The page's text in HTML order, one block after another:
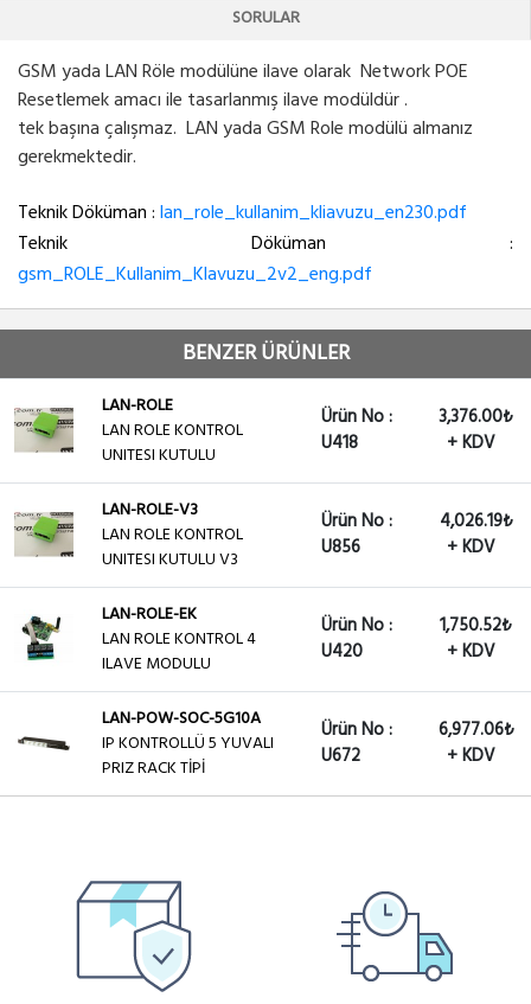
SORULAR
GSM yada LAN Röle modülüne ilave olarak Network POE
Resetlemek amacı ile tasarlanmış ilave modüldür .
tek başına çalışmaz. LAN yada GSM Role modülü almanız
gerekmektedir.
Teknik Döküman :lan_role_kullanim_kliavuzu_en230.pdf
Teknik Döküman :
gsm_ROLE_Kullanim_Klavuzu_2v2_eng.pdf
BENZER ÜRÜNLER
LAN-ROLE
LAN ROLE KONTROL
UNITESI KUTULU
Ürün No :
U418
3,376.00₺
+ KDV
LAN-ROLE-V3
LAN ROLE KONTROL
UNITESI KUTULU V3
Ürün No :
U856
4,026.19₺
+ KDV
LAN-ROLE-EK
LAN ROLE KONTROL 4
ILAVE MODULU
Ürün No :
U420
1,750.52₺
+ KDV
LAN-POW-SOC-5G10A
IP KONTROLLÜ 5 YUVALI
PRIZ RACK TİPİ
Ürün No :
U672
6,977.06₺
+ KDV